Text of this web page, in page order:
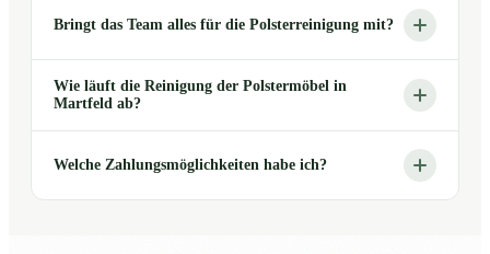
Bringt das Team alles für die Polsterreinigung mit?
Wie läuft die Reinigung der Polstermöbel in
Martfeld ab?
Welche Zahlungsmöglichkeiten habe ich?